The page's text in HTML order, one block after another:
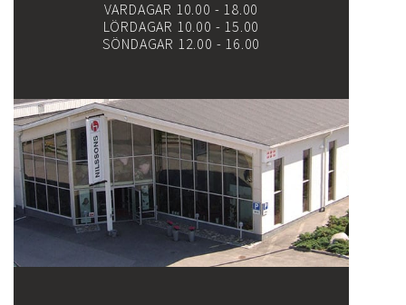
VARDAGAR 10.00 - 18.00
LÖRDAGAR 10.00 - 15.00
SÖNDAGAR 12.00 - 16.00